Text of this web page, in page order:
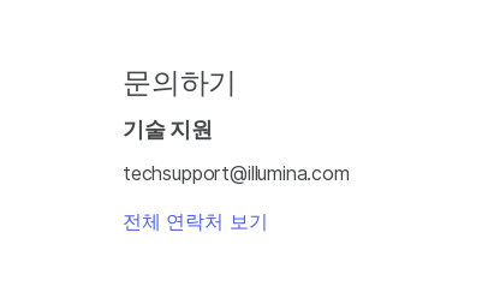
문의하기
기술 지원
techsupport@illumina.com
전체 연락처 보기